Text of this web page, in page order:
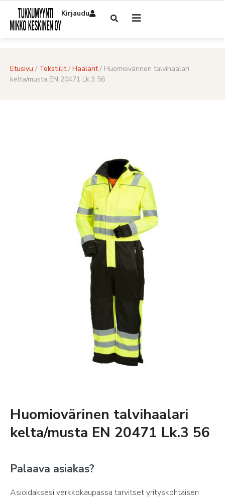
Kirjaudu
Etusivu / Tekstiilit/ Haalarit/ Huomiovärinen talvihaalari
kelta/musta EN 20471 Lk.3 56
Huomiovärinen talvihaalari
kelta/musta EN 20471 Lk.3 56
Palaava asiakas?
Asioidaksesi verkkokaupassa tarvitset yrityskohtaisen